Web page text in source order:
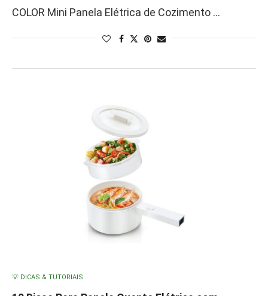
COLOR Mini Panela Elétrica de Cozimento …
💡 DICAS & TUTORIAIS